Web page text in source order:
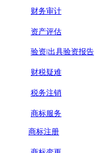
财务审计
资产评估
验资|出具验资报告
财税疑难
税务注销
商标服务
商标注册